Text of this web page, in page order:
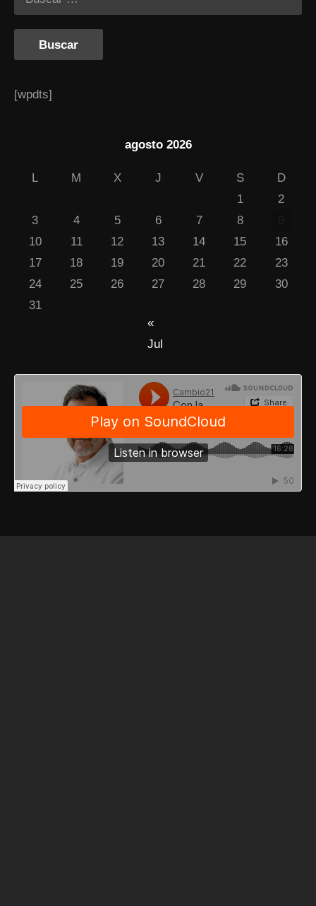
[wpdts]
agosto 2026
L M X J V S
D
1
2
3
4 5 6 7 8
10
11 12 13 14 15
16
17
18 19 20 21 22
23
24
25 26 27 28 29
30
31
«
Jul